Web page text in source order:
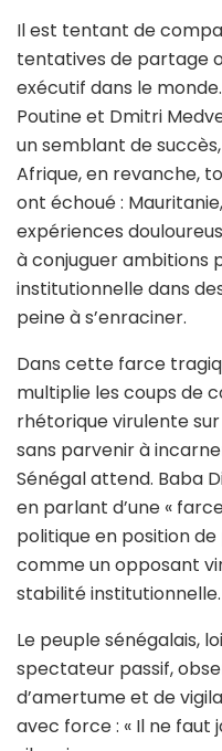
Il est tentant de
tentatives de partage
exécutif dans le
Poutine et Dmitri
un semblant de
Afrique, en revanche,
ont échoué :
expériences
à conjuguer ambitions
institutionnelle dans
peine à s’enraciner.
Dans cette farce
multiplie les coups de
rhétorique virulente
sans parvenir à
Sénégal attend. Baba
en parlant d’une «
politique en position
comme un opposant
stabilité institutionnelle.
Le peuple sénégalais,
spectateur passif,
d’amertume et de
avec force : « Il ne